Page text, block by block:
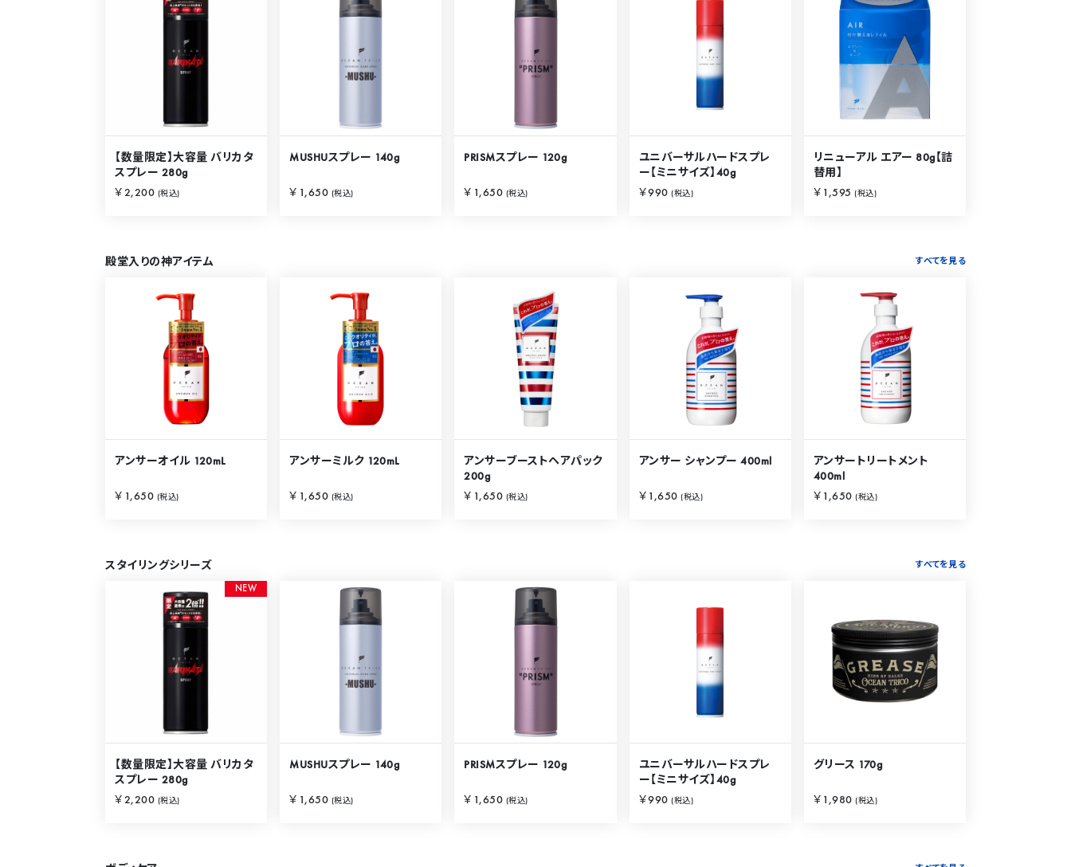
【数量限定】大容量 バリカタ
スプレー 280g
￥2,200 (税込)
MUSHUスプレー 140g
￥1,650 (税込)
PRISMスプレー 120g
￥1,650 (税込)
ユニバーサルハードスプレ
ー【ミニサイズ】40g
￥990(税込)
リニューアル エアー 80g【詰
替用】
￥1,595(税込)
殿堂入りの神アイテム すべてを見る
アンサーオイル 120mL
￥1,650 (税込)
アンサーミルク 120mL
￥1,650 (税込)
アンサーブーストヘアパック
200g
￥1,650 (税込)
アンサー シャンプー 400ml
￥1,650(税込)
アンサートリートメント
400ml
￥1,650(税込)
スタイリングシリーズ すべてを見る
N EW
【数量限定】大容量 バリカタ
スプレー 280g
￥2,200 (税込)
MUSHUスプレー 140g
￥1,650 (税込)
PRISMスプレー 120g
￥1,650 (税込)
ユニバーサルハードスプレ
ー【ミニサイズ】40g
￥990(税込)
グリース 170g
￥1,980(税込)